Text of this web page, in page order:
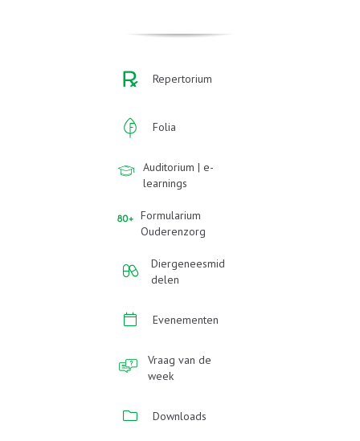
Repertorium
Folia
Auditorium | e-
learnings
Formularium
Ouderenzorg
Diergeneesmid
delen
Evenementen
Vraag van de
week
Downloads